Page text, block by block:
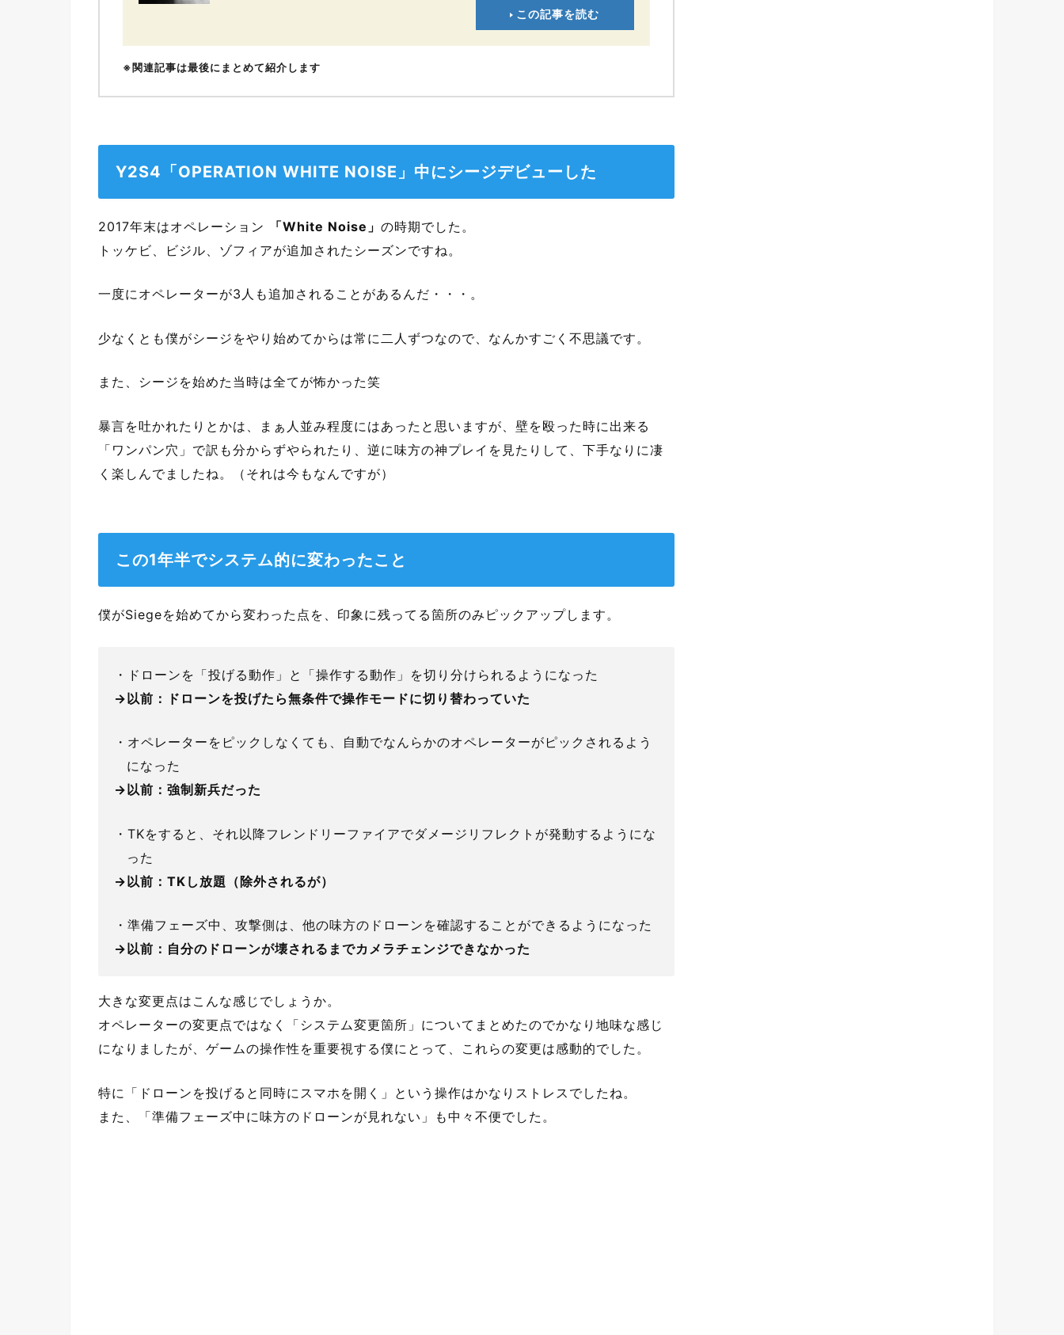
この記事を読む
※関連記事は最後にまとめて紹介します
Y2S4「OPERATION WHITE NOISE」中にシージデビューした
2017年末はオペレーション 「White Noise」 の時期でした。
トッケビ、ビジル、ゾフィアが追加されたシーズンですね。
一度にオペレーターが3人も追加されることがあるんだ・・・。
少なくとも僕がシージをやり始めてからは常に二人ずつなので、なんかすごく不思議です。
また、シージを始めた当時は全てが怖かった笑
暴言を吐かれたりとかは、まぁ人並み程度にはあったと思いますが、壁を殴った時に出来る
「ワンパン穴」で訳も分からずやられたり、逆に味方の神プレイを見たりして、下手なりに凄
く楽しんでましたね。（それは今もなんですが）
この1年半でシステム的に変わったこと
僕がSiegeを始めてから変わった点を、印象に残ってる箇所のみピックアップします。
・ドローンを「投げる動作」と「操作する動作」を切り分けられるようになった
→以前：ドローンを投げたら無条件で操作モードに切り替わっていた
・オペレーターをピックしなくても、自動でなんらかのオペレーターがピックされるよう
になった
→以前：強制新兵だった
・TKをすると、それ以降フレンドリーファイアでダメージリフレクトが発動するようにな
った
→以前：TKし放題（除外されるが）
・準備フェーズ中、攻撃側は、他の味方のドローンを確認することができるようになった
→以前：自分のドローンが壊されるまでカメラチェンジできなかった
大きな変更点はこんな感じでしょうか。
オペレーターの変更点ではなく「システム変更箇所」についてまとめたのでかなり地味な感じ
になりましたが、ゲームの操作性を重要視する僕にとって、これらの変更は感動的でした。
特に「ドローンを投げると同時にスマホを開く」という操作はかなりストレスでしたね。
また、「準備フェーズ中に味方のドローンが見れない」も中々不便でした。